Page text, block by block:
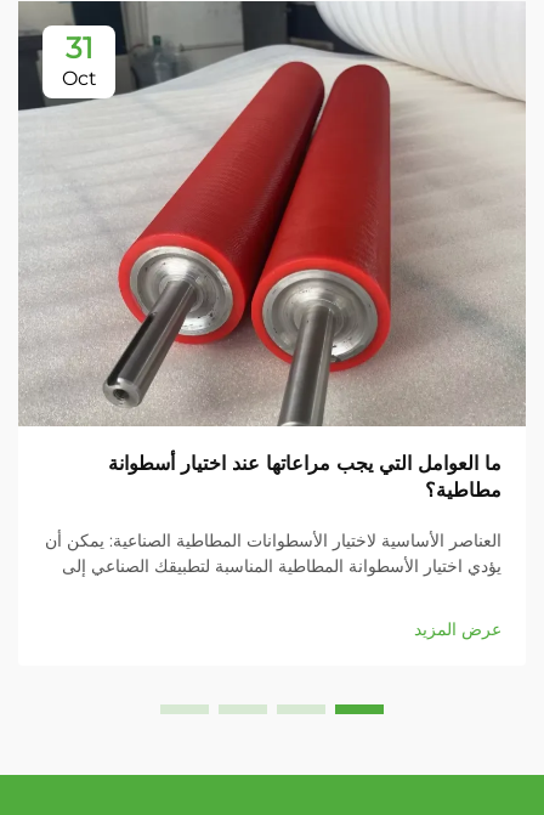
31
Oct
ما العوامل التي يجب مراعاتها عند اختيار أسطوانة
مطاطية؟
العناصر الأساسية لاختيار الأسطوانات المطاطية الصناعية: يمكن أن
يؤدي اختيار الأسطوانة المطاطية المناسبة لتطبيقك الصناعي إلى
سواء كنت تعمل في مجال الطباعة...
عرض المزيد